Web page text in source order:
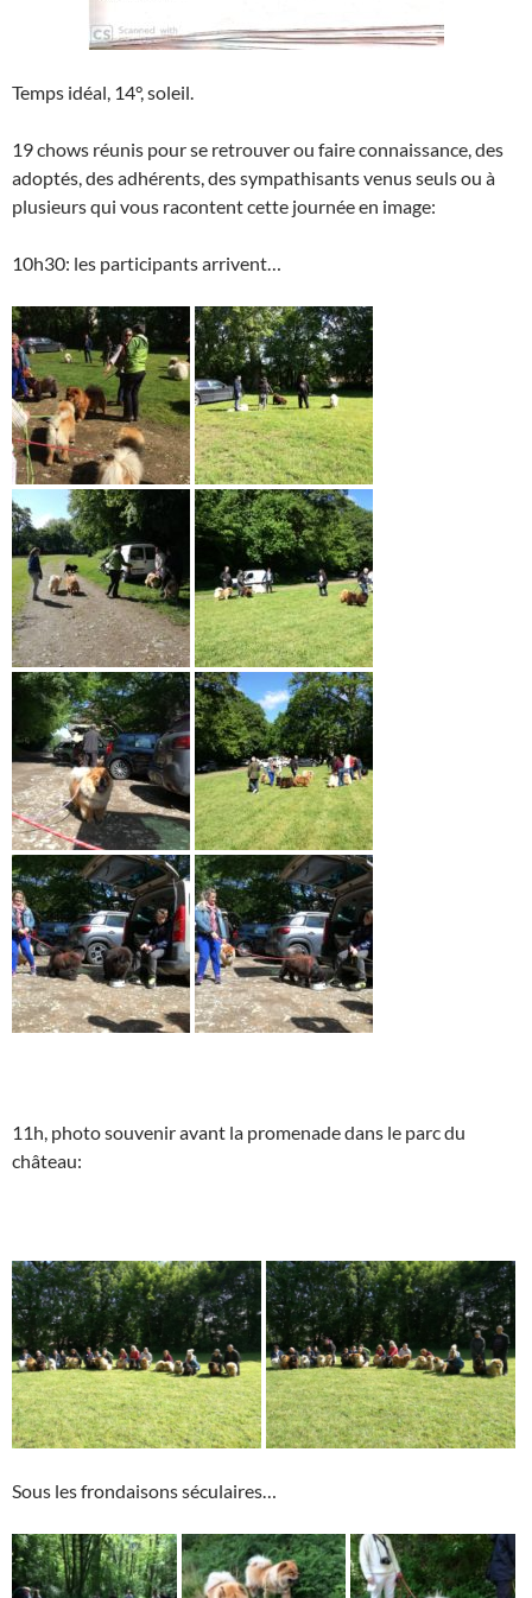
Temps idéal, 14°, soleil.
19 chows réunis pour se retrouver ou faire connaissance, des
adoptés, des adhérents, des sympathisants venus seuls ou à
plusieurs qui vous racontent cette journée en image:
10h30: les participants arrivent…
11h, photo souvenir avant la promenade dans le parc du
château:
Sous les frondaisons séculaires…